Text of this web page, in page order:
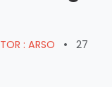
: ARSO •
27